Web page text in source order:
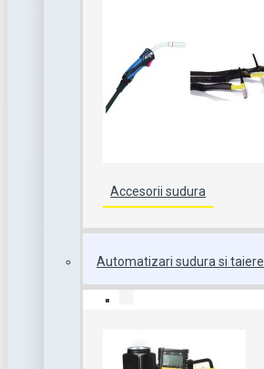
Accesorii sudura
Automatizari sudura si taiere